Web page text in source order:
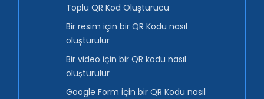
Toplu QR Kod Oluşturucu
Bir resim için bir QR Kodu nasıl
oluşturulur
Bir video için bir QR kodu nasıl
oluşturulur
Google Form için bir QR Kodu nasıl